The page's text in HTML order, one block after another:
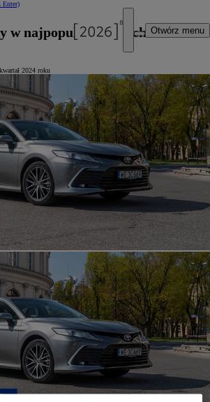
Enter)
Otwórz menu
w najpopularniejszych
2024 roku